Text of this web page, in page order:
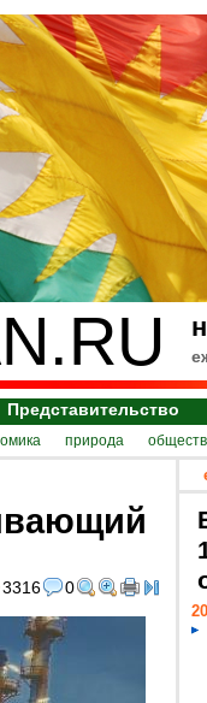
Представительство
природа
3316 0